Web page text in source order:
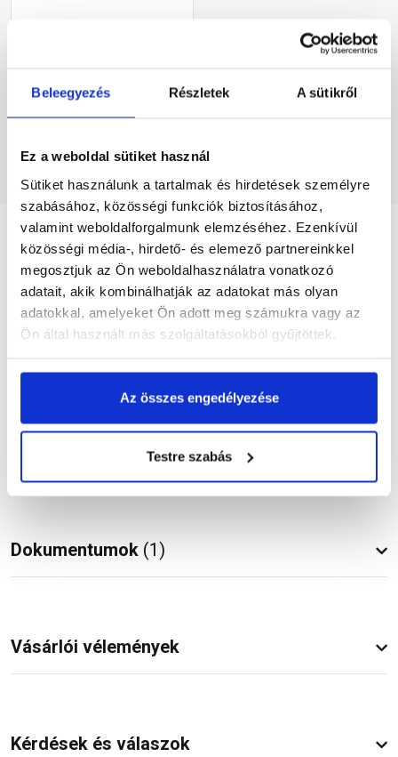
Beleegyezés Részletek A sütikről
Ez a weboldal sütiket használ
Sütiket használunk a tartalmak és hirdetések személyre
szabásához, közösségi funkciók biztosításához,
valamint weboldalforgalmunk elemzéséhez. Ezenkívül
közösségi média-, hirdető- és elemező partnereinkkel
megosztjuk az Ön weboldalhasználatra vonatkozó
adatait, akik kombinálhatják az adatokat más olyan
adatokkal, amelyeket Ön adott meg számukra vagy az
Ön által használt más szolgáltatásokból gyűjtöttek.
Az összes engedélyezése
Testre szabás
1 460 Ft / db
Szükséged lehet rá
Termékinformáció
Dokumentumok (1)
Vásárlói vélemények
Kérdések és válaszok